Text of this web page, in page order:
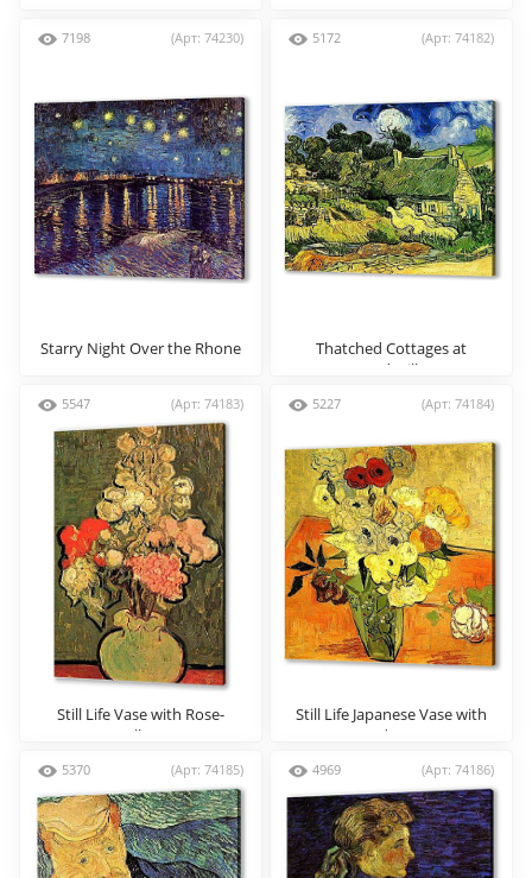
7198 (Арт: 74230)
Starry Night Over the Rhone
5172 (Арт: 74182)
Thatched Cottages at
Cordeville
5547 (Арт: 74183)
Still Life Vase with Rose-
Mallows
5227 (Арт: 74184)
Still Life Japanese Vase with
Roses and Anemones
5370 (Арт: 74185) 4969 (Арт: 74186)